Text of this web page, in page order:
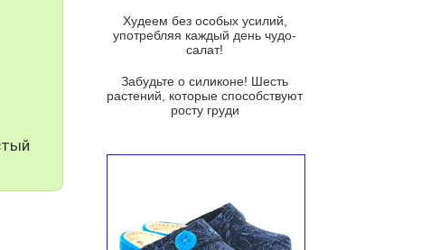
Суп мисо с зеленым луком и
тофу
из рукколы
Португальский чесночный суп с
Ирландский картофельный суп
Суп из пастернака
Худеем без особых усилий,
употребляя каждый день чудо-
салат!
Забудьте о силиконе! Шесть
растений, которые способствуют
росту груди